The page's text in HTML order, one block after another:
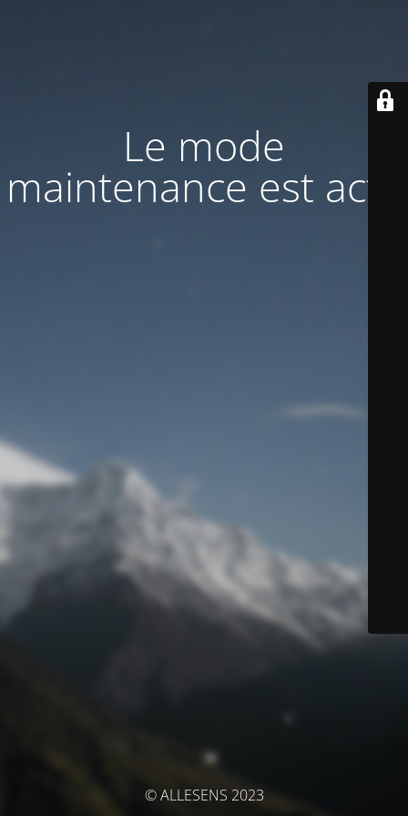
Le mode
maintenance est actif
© ALLESENS 2023